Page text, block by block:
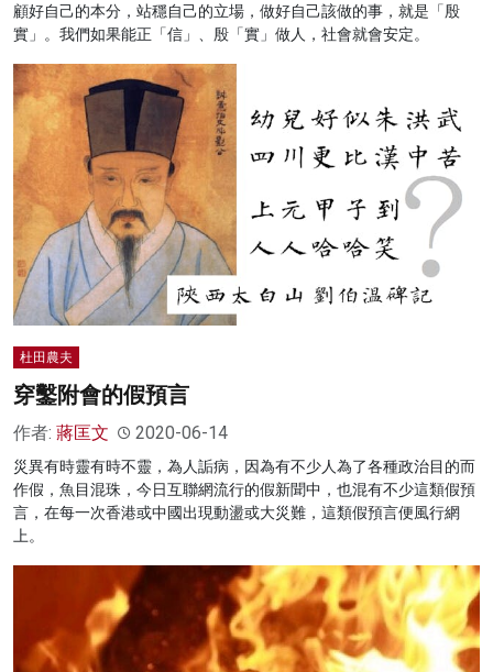
顧好自己的本分，站穩自己的立場，做好自己該做的事，就是「殷
實」。我們如果能正「信」、殷「實」做人，社會就會安定。
杜田農夫
穿鑿附會的假預言
作者: 蔣匡文 2020-06-14
災異有時靈有時不靈，為人詬病，因為有不少人為了各種政治目的而
作假，魚目混珠，今日互聯網流行的假新聞中，也混有不少這類假預
言，在每一次香港或中國出現動盪或大災難，這類假預言便風行網
上。